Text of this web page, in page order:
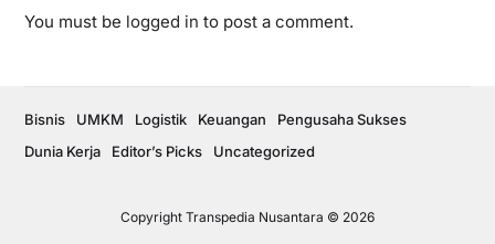
You must be logged in to post a comment.
Copyright Transpedia Nusantara © 2026
Bisnis UMKM Logistik Keuangan
Pengusaha Sukses
Dunia Kerja
Editor’s Picks Uncategorized